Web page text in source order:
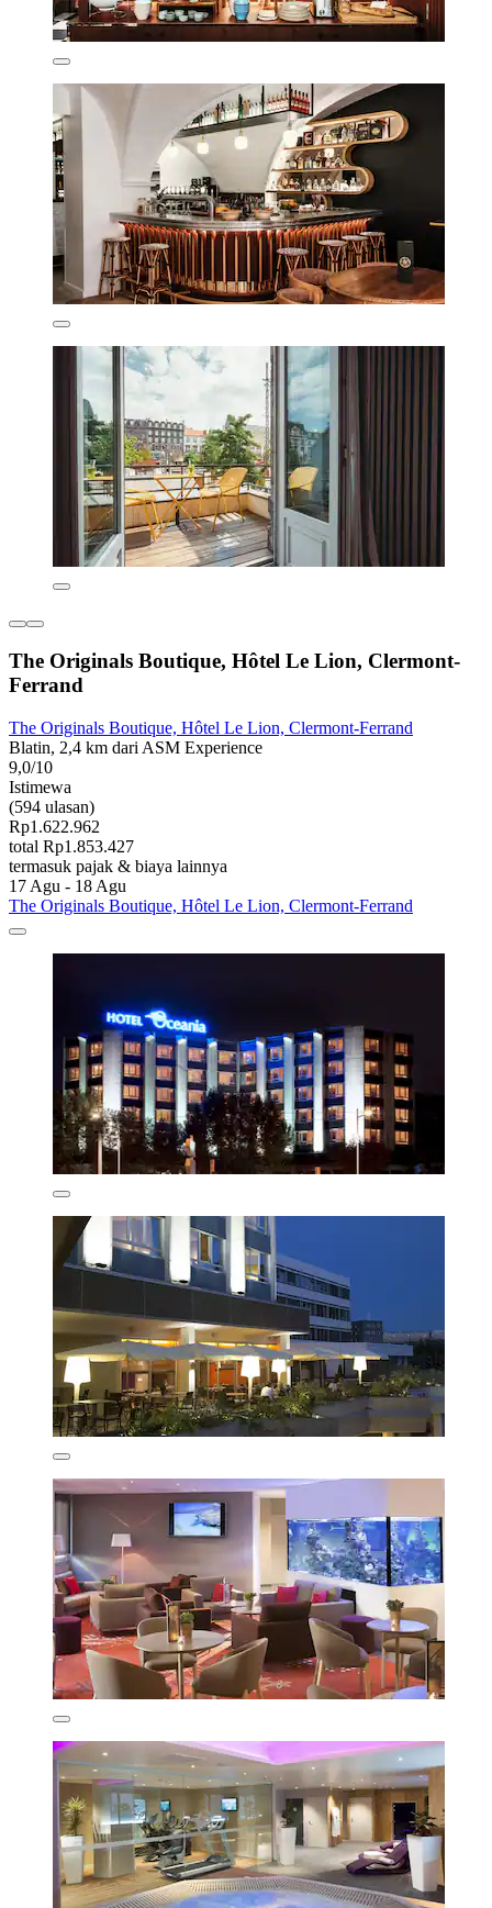
The Originals Boutique, Hôtel Le Lion, Clermont-
Ferrand
The Originals Boutique, Hôtel Le Lion, Clermont-Ferrand
Blatin, 2,4 km dari ASM Experience
9,0/10
Istimewa
(594 ulasan)
Rp1.622.962
total Rp1.853.427
termasuk pajak & biaya lainnya
17 Agu - 18 Agu
The Originals Boutique, Hôtel Le Lion, Clermont-Ferrand